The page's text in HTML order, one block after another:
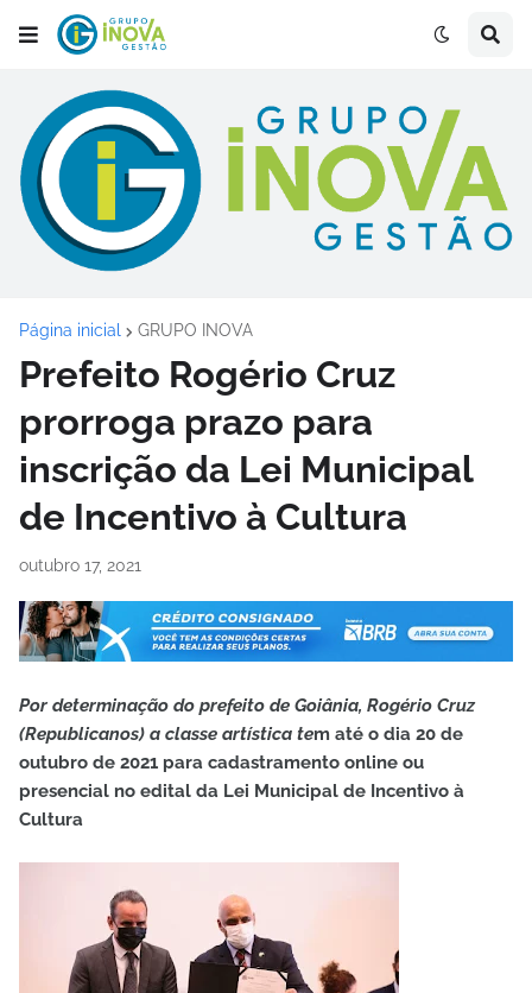
Página inicial GRUPO INOVA
Prefeito Rogério Cruz
prorroga prazo para
inscrição da Lei Municipal
de Incentivo à Cultura
outubro 17, 2021
Por determinação do prefeito de Goiânia, Rogério Cruz
(Republicanos) a classe artística tem até o dia 20 de
outubro de 2021 para cadastramento online ou
presencial no edital da Lei Municipal de Incentivo à
Cultura